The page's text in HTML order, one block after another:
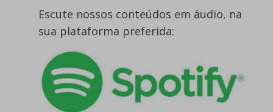
Escute nossos conteúdos em áudio, na
sua plataforma preferida: